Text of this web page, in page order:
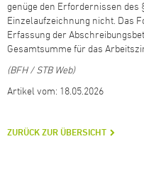
genüge den Erfordernissen des
Einzelaufzeichnung nicht. Das
Erfassung der
Gesamtsumme für das
(BFH / STB Web)
Artikel vom: 18.05.2026
ZURÜCK ZUR ÜBERSICHT